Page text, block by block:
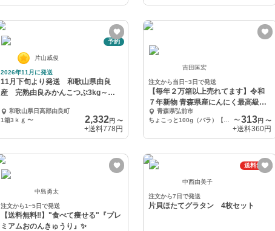
予約
片山威俊
2026年11月に発送
11月下旬より発送 和歌山県由良
産 完熟由良みかんこつぶ3kg～
和歌山県日高郡由良町
1箱3ｋｇ 〜 2,332円〜
+送料778円
吉田匡宏
注文から当日~3日で発送
【毎年２万箱以上売れてます】令和
７年新物 青森県産にんにく最高級品
種ホワイト６片
青森県弘前市
〜313円〜
+送料360円
中島勇太
注文から1~5日で発送
【送料無料‼️】"食べて痩せる"『プレ
ミアムおのんきゅうり』✨
送料無料
中西由美子
注文から7日で発送
片貝ほたてグラタン 4枚セット